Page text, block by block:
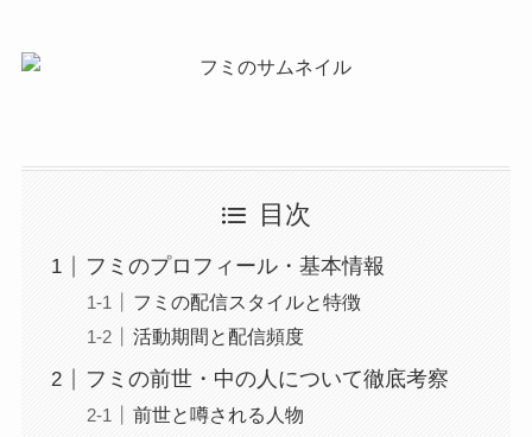
目次
フミのプロフィール・基本情報
フミの配信スタイルと特徴
活動期間と配信頻度
フミの前世・中の人について徹底考察
前世と噂される人物